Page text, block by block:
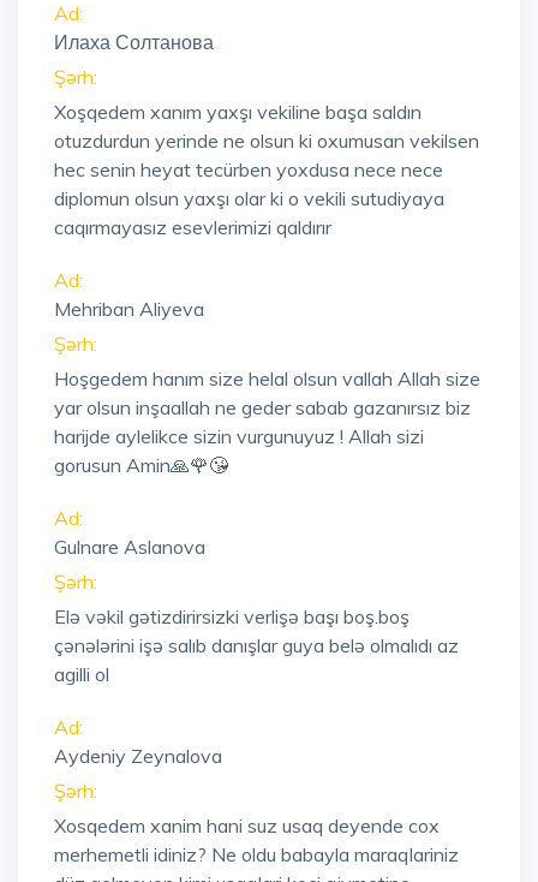
Ad:
Илаха Солтанова
Şərh:
Xoşqedem xanım yaxşı vekiline başa saldın
otuzdurdun yerinde ne olsun ki oxumusan vekilsen
hec senin heyat tecürben yoxdusa nece nece
diplomun olsun yaxşı olar ki o vekili sutudiyaya
caqırmayasız esevlerimizi qaldırır
Ad:
Mehriban Aliyeva
Şərh:
Hoşgedem hanım size helal olsun vallah Allah size
yar olsun inşaallah ne geder sabab gazanırsız biz
harijde aylelikce sizin vurgunuyuz ! Allah sizi
gorusun Amin🙏🌹😘
Ad:
Gulnare Aslanova
Şərh:
Elə vəkil gətizdirirsizki verlişə başı boş.boş
çənələrini işə salıb danışlar guya belə olmalıdı az
agilli ol
Ad:
Aydeniy Zeynalova
Şərh:
Xosqedem xanim hani suz usaq deyende cox
merhemetli idiniz? Ne oldu babayla maraqlariniz